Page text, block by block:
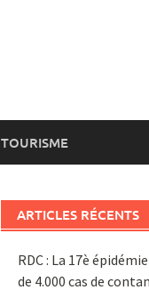
TOURISME
ARTICLES RÉCENTS
RDC : La 17è
de 4.000 cas de